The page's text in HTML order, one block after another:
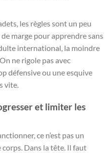
les règles sont un peu
marge pour apprendre sans
international, la moindre
ne rigole pas avec
défensive ou une esquive
vite.
et limiter les
ce n’est pas un
corps. Dans la tête. Il faut